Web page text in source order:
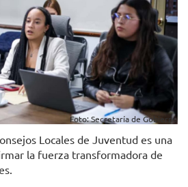
Foto: Secretaría de Gobierno
Locales de Juventud es una
la fuerza transformadora de